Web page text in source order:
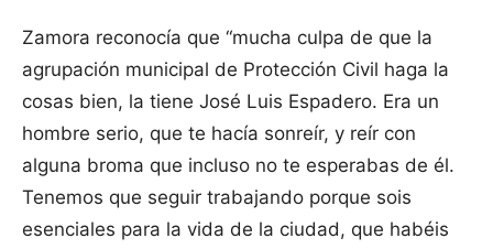
Zamora reconocía que “mucha culpa de que la
agrupación municipal de Protección Civil haga la
cosas bien, la tiene José Luis Espadero. Era un
hombre serio, que te hacía sonreír, y reír con
alguna broma que incluso no te esperabas de él.
Tenemos que seguir trabajando porque sois
esenciales para la vida de la ciudad, que habéis